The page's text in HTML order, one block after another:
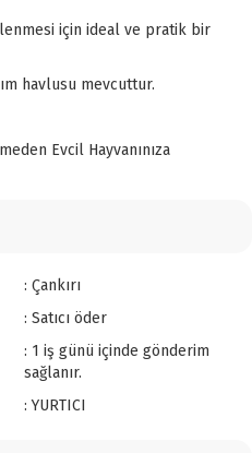
için ideal ve pratik bir
havlusu mevcuttur.
Evcil Hayvanınıza
: Çankırı
: Satıcı öder
: 1 iş günü içinde gönderim
sağlanır.
: YURTICI